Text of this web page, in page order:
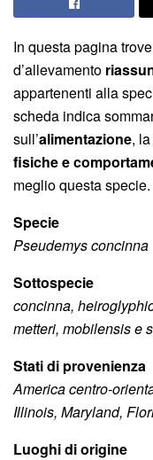
In questa pagina
d’allevamento
appartenenti alla
scheda indica
sull’alimentazione, la
fisiche e
meglio questa specie.
Specie
Pseudemys concinna
Sottospecie
concinna,
metteri, mobilensis e
Stati di provenienza
America centro-
Illinois, Maryland,
Luoghi di origine